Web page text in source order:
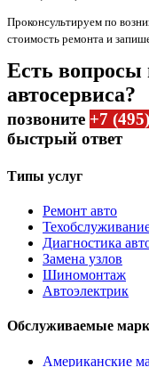
Проконсультируем по
стоимость ремонта и
Есть вопросы
автосервиса?
позвоните +7
быстрый ответ
Типы услуг
Ремонт авто
Диагностика
Замена узлов
Шиномонтаж
Автоэлектрик
Обслуживаемые
Американские